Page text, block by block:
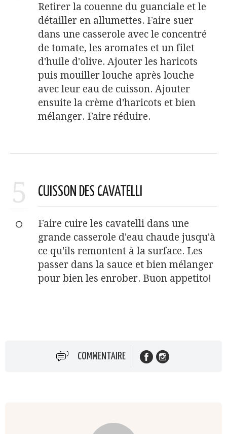
Retirer la couenne du guanciale et le
détailler en allumettes. Faire suer
dans une casserole avec le concentré
de tomate, les aromates et un filet
d'huile d'olive. Ajouter les haricots
puis mouiller louche après louche
avec leur eau de cuisson. Ajouter
ensuite la crème d'haricots et bien
mélanger. Faire réduire.
5 CUISSON DES CAVATELLI
Faire cuire les cavatelli dans une
grande casserole d'eau chaude jusqu'à
ce qu'ils remontent à la surface. Les
passer dans la sauce et bien mélanger
pour bien les enrober. Buon appetito!
COMMENTAIRE